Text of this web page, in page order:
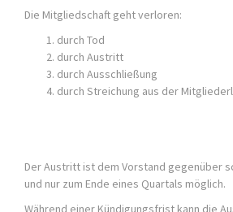
Die Mitgliedschaft geht verloren:
durch Tod
durch Austritt
durch Ausschließung
durch Streichung aus der
Der Austritt ist dem Vorstand gegenüber
und nur zum Ende eines Quartals möglich.
Während einer Kündigungsfrist kann die